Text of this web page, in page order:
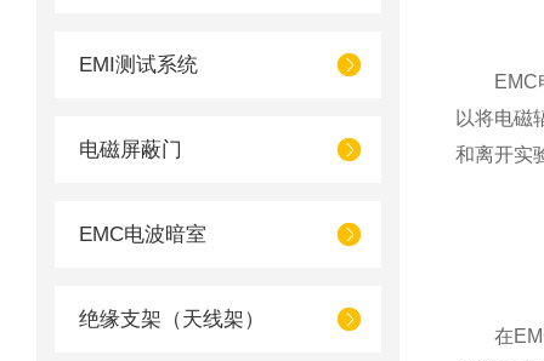
EMI测试系统
电磁屏蔽门
EMC电波暗室
绝缘支架（天线架）
EMC电
以将电磁
和离开实
在EMC